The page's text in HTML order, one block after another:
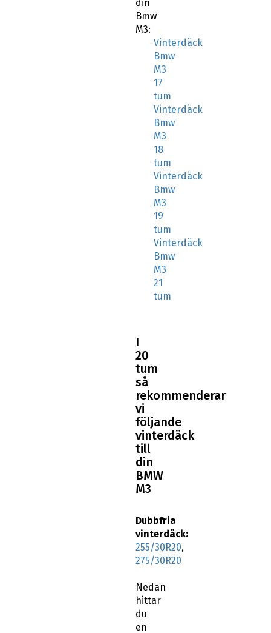
din
Bmw
M3:
Vinterdäck
Bmw
M3
17
tum
Vinterdäck
Bmw
M3
18
tum
Vinterdäck
Bmw
M3
19
tum
Vinterdäck
Bmw
M3
21
tum
I
20
tum
så
rekommenderar
vi
följande
vinterdäck
till
din
BMW
M3
Dubbfria
vinterdäck:
255/30R20,
275/30R20
Nedan
hittar
du
en